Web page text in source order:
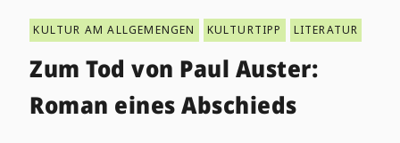
KULTUR AM ALLGEMENGEN KULTURTIPP LITERATUR
Zum Tod von Paul Auster:
Roman eines Abschieds